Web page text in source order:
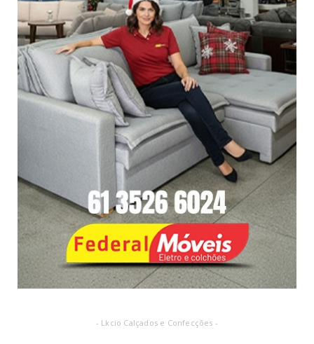
- Lkcio Calçados e Confecções -